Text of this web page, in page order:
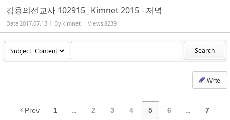
김용의선교사 102915_ Kimnet 2015 - 저녁
Date2017.07.13 By kimnet Views8239
Search
Write
Prev 1 ... 2 3 4 5 6 ... 7